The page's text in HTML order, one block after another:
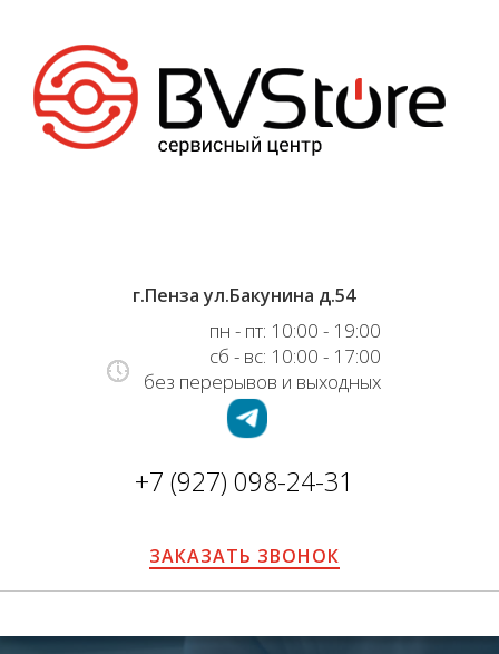
г.Пенза ул.Бакунина д.54
пн - пт: 10:00 - 19:00
сб - вс: 10:00 - 17:00
без перерывов и выходных
+7 (927) 098-24-31
ЗАКАЗАТЬ ЗВОНОК